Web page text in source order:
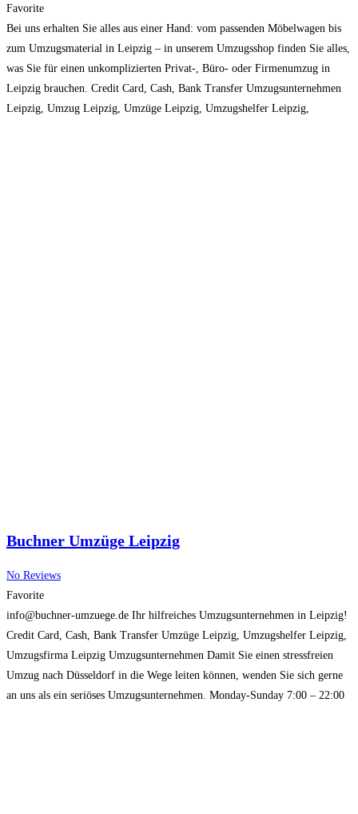
Favorite
Bei uns erhalten Sie alles aus einer Hand: vom passenden Möbelwagen bis
zum Umzugsmaterial in Leipzig – in unserem Umzugsshop finden Sie alles,
was Sie für einen unkomplizierten Privat-, Büro- oder Firmenumzug in
Leipzig brauchen. Credit Card, Cash, Bank Transfer Umzugsunternehmen
Leipzig, Umzug Leipzig, Umzüge Leipzig, Umzugshelfer Leipzig,
Buchner Umzüge Leipzig
No Reviews
Favorite
info@buchner-umzuege.de Ihr hilfreiches Umzugsunternehmen in Leipzig!
Credit Card, Cash, Bank Transfer Umzüge Leipzig, Umzugshelfer Leipzig,
Umzugsfirma Leipzig Umzugsunternehmen Damit Sie einen stressfreien
Umzug nach Düsseldorf in die Wege leiten können, wenden Sie sich gerne
an uns als ein seriöses Umzugsunternehmen. Monday-Sunday 7:00 – 22:00